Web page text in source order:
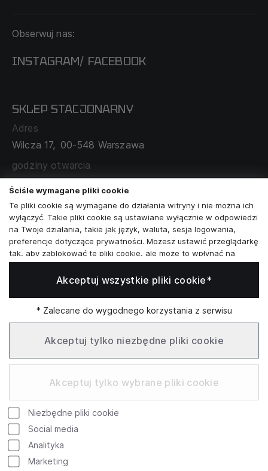
DOSTAWA I PŁATNOŚĆ
O NAS
MAPA SERWISU
ZAMÓWIENIA KORPORACYJNE
WSPÓŁPRACA Z PARTNERAMI
Obserwuj nas:
INSTAGRAM/ FACEBOOK
SKLEP STACJONARNY
Adres
Wilcza 17, 00-548 Warszawa
godziny otwarcia
poniedziałek - sobota: 11:00 - 19:00
Skontaktuj się z nami
+48573581161
info@reytel.pl
Whatsapp
Infolinia: Pn–Pt 09:00–17:00
© 2026 Reytel Wszelkie prawa zastrzeżone
4.9 754 review
Ściśle wymagane pliki cookie
Te pliki cookie są wymagane do działania witryny i nie można ich
wyłączyć. Takie pliki cookie są ustawiane wyłącznie w odpowiedzi
na Twoje działania, takie jak język, waluta, sesja logowania,
preferencje dotyczące prywatności. Możesz ustawić przeglądarkę
tak, aby zablokować te pliki cookie, ale może to wpłynąć na
sposób działania naszej witryny.
Analizy i statystyki
Marketing i retargeting
Te pliki cookie są zwykle ustawiane przez naszych partnerów
marketingowych i reklamowych. Mogą być przez nich
wykorzystywane do tworzenia profilu Twoich zainteresowań, a
następnie wyświetlania odpowiednich reklam. Jeśli nie zezwolisz
Twoich interesów.
Funkcjonalne pliki cookie
Te pliki cookie umożliwiają naszej witrynie oferowanie
dodatkowych funkcji i ustawień osobistych. Mogą być ustawione
przez nas lub przez zewnętrznych dostawców usług, których
umieściliśmy na naszych stronach. Jeśli nie zezwolisz na te pliki
cookie, te lub niektóre z tych usług może nie działać poprawnie.
Akceptuj wszystkie pliki cookie*
* Zalecane do wygodnego korzystania z serwisu
Akceptuj tylko niezbędne pliki cookie
Akceptuj tylko wybrane pliki cookie
Niezbędne pliki cookie
Social media
Analityka
Marketing